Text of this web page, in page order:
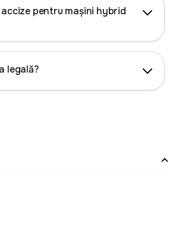
pentru mașini hybrid
legală?